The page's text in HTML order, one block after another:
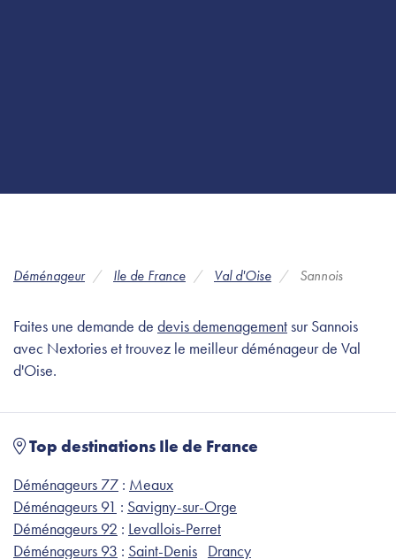
Déménageur Ile de France Val d'Oise Sannois
Faites une demande de devis demenagementsur Sannois
avec Nextories et trouvez le meilleur déménageur de Val
d'Oise.
Top destinations Ile de France
Déménageurs 77 : Meaux
Déménageurs 91 : Savigny-sur-Orge
Déménageurs 92 : Levallois-Perret
Déménageurs 93 : Saint-Denis Drancy